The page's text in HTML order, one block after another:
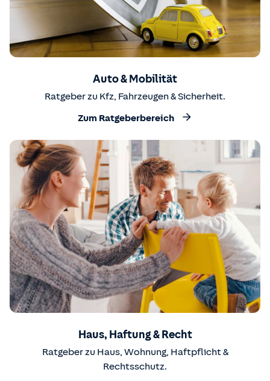
Auto & Mobilität
Ratgeber zu Kfz, Fahrzeugen & Sicherheit.
Zum Ratgeberbereich
Haus, Haftung & Recht
Ratgeber zu Haus, Wohnung, Haftpflicht &
Rechtsschutz.